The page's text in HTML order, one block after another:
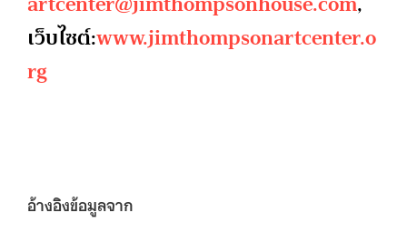
เว็บไซต์:www.jimthompsonartcenter.o
rg
อ้างอิงข้อมูลจาก